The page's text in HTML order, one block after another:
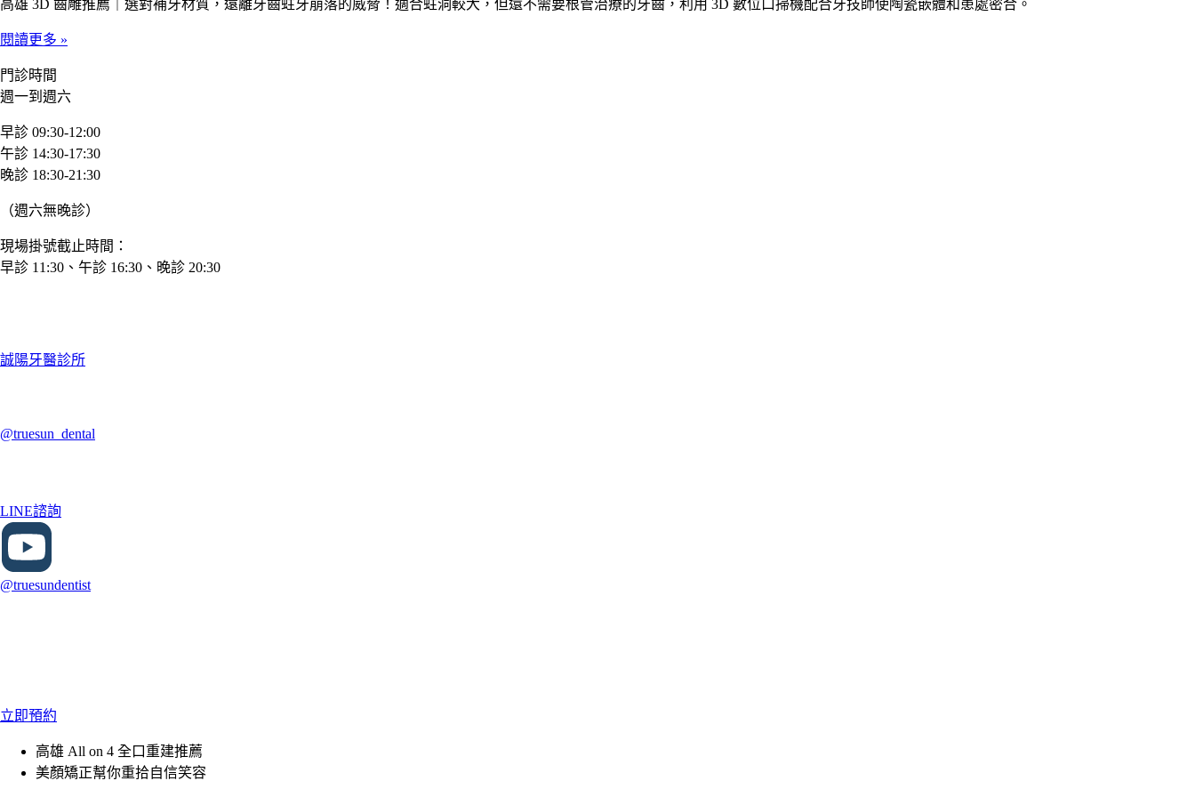
高雄 3D 齒雕推薦｜選對補牙材質，遠離牙齒蛀牙崩落的威脅！適合蛀洞較大，但還不需要根管治療的牙齒，利用 3D 數位口掃機配合牙技師使陶瓷嵌體和患處密合。
閱讀更多 »
門診時間
週一到週六
早診 09:30-12:00
午診 14:30-17:30
晚診 18:30-21:30
（週六無晚診）
現場掛號截止時間：
早診 11:30、午診 16:30、晚診 20:30
誠陽牙醫診所
@truesun_dental
LINE諮詢
@truesundentist
立即預約
高雄 All on 4 全口重建推薦
美顏矯正幫你重拾自信笑容